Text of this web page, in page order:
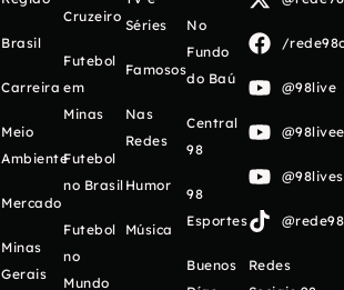
Brasil
Carreira
Meio
Ambiente
Mercado
Minas
Gerais
Cruzeiro
Futebol
em
Minas
Futebol
no Brasil
Futebol
no
Mundo
Séries
Famosos
Nas
Redes
Humor
Música
No
Fundo
do Baú
Central
98
98
Esportes
Buenos
/
@98live
Redes